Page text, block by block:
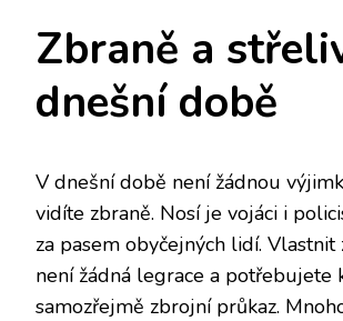
Zbraně a
dnešní době
V dnešní době není žádnou
vidíte zbraně. Nosí je vojáci i
za pasem obyčejných lidí. Vlastnit
není žádná legrace a potřebujete
samozřejmě zbrojní průkaz.